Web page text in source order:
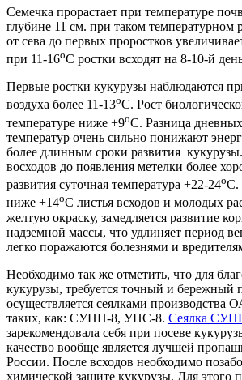
Семечка прорастает при температуре
глубине 11 см. при таком
от сева до первых проростков
при 11-16оС ростки всходят на 8-10-й
Первые ростки кукурузы наблюдаются
воздуха более 11-13оС. Рост
температуре ниже +9оС. Разница
температур очень сильно понижают
более длинным сроки развития
восходов до появления метелки более
развития суточная температура +22-24оС.
ниже +14оС листья всходов и молодых
желтую окраску, замедляется развитие
надземной массы, что удлиняет период
легко поражаются болезнями и
Необходимо так же отметить, что для
кукурузы, требуется точный и бережный
осуществляется сеялками производства
таких, как: СУПН-8, УПС-8. Сеялка
зарекомендовала себя при посеве
качество вообще является лучшей
России. После всходов необходимо
химической защите кукурузы. Для этого